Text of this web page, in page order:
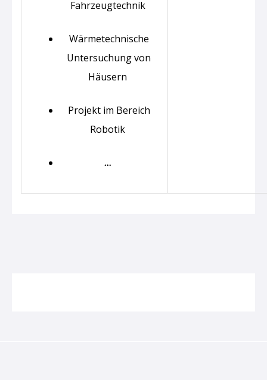
Fahrzeugtechnik
Wärmetechnische
Untersuchung von
Häusern
Projekt im Bereich
Robotik
…